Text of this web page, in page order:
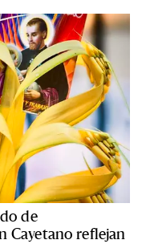
de
Cayetano reflejan